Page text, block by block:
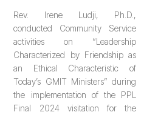
Rev. Irene Ludji, Ph.D.,
conducted Community Service
activities on “Leadership
Characterized by Friendship as
an Ethical Characteristic of
Today’s GMIT Ministers” during
the implementation of the PPL
Final 2024 visitation for the